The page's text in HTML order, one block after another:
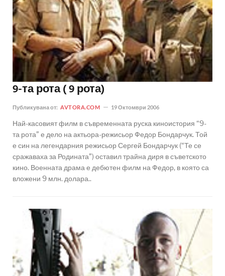
9-та рота ( 9 рота)
Публикувана от: AVTORA.COM 19 Октомври 2006
Най-касовият филм в съвременната руска киноистория “9-
та рота” е дело на актьора-режисьор Федор Бондарчук. Той
е син на легендарния режисьор Сергей Бондарчук (“Те се
сражаваха за Родината”) оставил трайна диря в съветското
кино. Военната драма е дебютен филм на Федор, в която са
вложени 9 млн. долара..